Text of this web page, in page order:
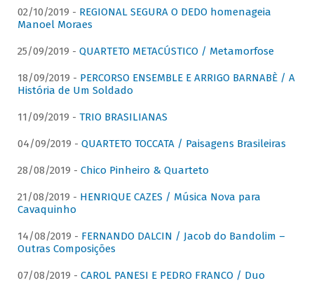
02/10/2019 - REGIONAL SEGURA O DEDO homenageia
Manoel Moraes
25/09/2019 - QUARTETO METACÚSTICO / Metamorfose
18/09/2019 - PERCORSO ENSEMBLE E ARRIGO BARNABÈ / A
História de Um Soldado
11/09/2019 - TRIO BRASILIANAS
04/09/2019 - QUARTETO TOCCATA / Paisagens Brasileiras
28/08/2019 - Chico Pinheiro & Quarteto
21/08/2019 - HENRIQUE CAZES / Música Nova para
Cavaquinho
14/08/2019 - FERNANDO DALCIN / Jacob do Bandolim –
Outras Composições
07/08/2019 - CAROL PANESI E PEDRO FRANCO / Duo